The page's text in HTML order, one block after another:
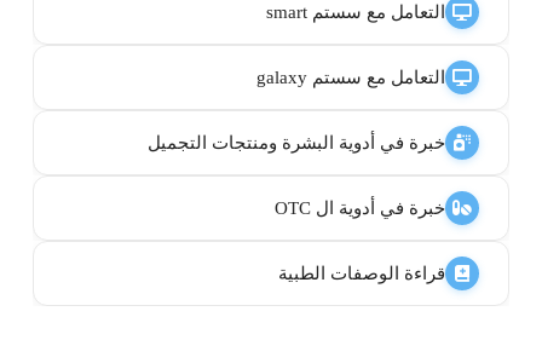
التعامل مع سستم smart
التعامل مع سستم galaxy
خبرة في أدوية البشرة ومنتجات التجميل
خبرة في أدوية ال OTC
قراءة الوصفات الطبية